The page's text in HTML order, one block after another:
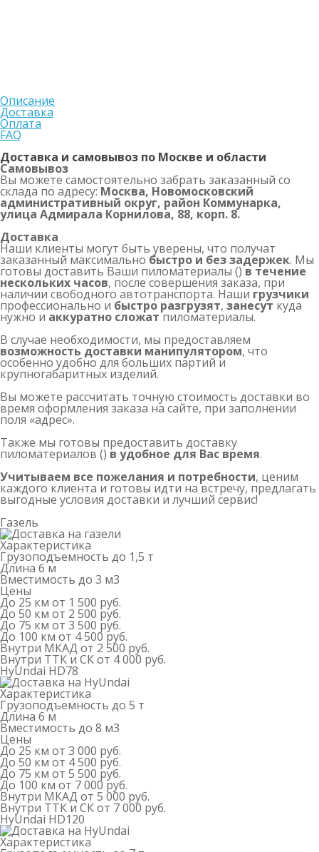
Описание
Доставка
Оплата
FAQ
Доставка и самовывоз по Москве и области
Самовывоз
Вы можете самостоятельно забрать заказанный со
склада по адресу: Москва, Новомосковский
административный округ, район Коммунарка,
улица Адмирала Корнилова, 88, корп. 8.
Доставка
Наши клиенты могут быть уверены, что получат
заказанный максимально быстро и без задержек. Мы
готовы доставить Ваши пиломатериалы ()в течение
нескольких часов, после совершения заказа, при
наличии свободного автотранспорта. Наши грузчики
профессионально и быстро разгрузят, занесут куда
нужно и аккуратно сложатпиломатериалы.
В случае необходимости, мы предоставляем
возможность доставки манипулятором, что
особенно удобно для больших партий и
крупногабаритных изделий.
Вы можете рассчитать точную стоимость доставки во
время оформления заказа на сайте, при заполнении
поля «адрес».
Также мы готовы предоставить доставку
пиломатериалов () в удобное для Вас время.
Учитываем все пожелания и потребности, ценим
каждого клиента и готовы идти на встречу, предлагать
выгодные условия доставки и лучший сервис!
Газель
Характеристика
Грузоподъемность до 1,5 т
Длина 6 м
Вместимость до 3 м3
Цены
До 25 км от 1 500 руб.
До 50 км от 2 500 руб.
До 75 км от 3 500 руб.
До 100 км от 4 500 руб.
Внутри МКАД от 2 500 руб.
Внутри ТТК и СКот 4 000 руб.
HyUndai HD78
Характеристика
Грузоподъемность до 5 т
Длина 6 м
Вместимость до 8 м3
Цены
До 25 км от 3 000 руб.
До 50 км от 4 500 руб.
До 75 км от 5 500 руб.
До 100 км от 7 000 руб.
Внутри МКАД от 5 000 руб.
Внутри ТТК и СКот 7 000 руб.
HyUndai HD120
Характеристика